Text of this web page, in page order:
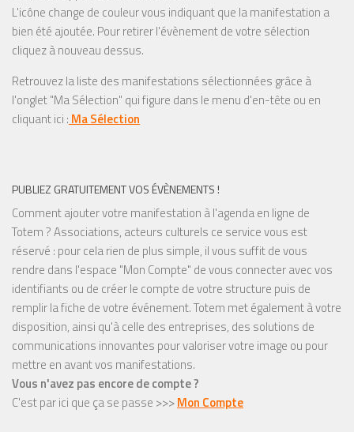
L'icône change de couleur vous indiquant que la manifestation a
bien été ajoutée. Pour retirer l'évènement de votre sélection
cliquez à nouveau dessus.
Retrouvez la liste des manifestations sélectionnées grâce à
l'onglet "Ma Sélection" qui figure dans le menu d'en-tête ou en
cliquant ici : Ma Sélection
PUBLIEZ GRATUITEMENT VOS ÉVÈNEMENTS !
Comment ajouter votre manifestation à l'agenda en ligne de
Totem ? Associations, acteurs culturels ce service vous est
réservé : pour cela rien de plus simple, il vous suffit de vous
rendre dans l'espace "Mon Compte" de vous connecter avec vos
identifiants ou de créer le compte de votre structure puis de
remplir la fiche de votre événement. Totem met également à votre
disposition, ainsi qu'à celle des entreprises, des solutions de
communications innovantes pour valoriser votre image ou pour
mettre en avant vos manifestations.
Vous n'avez pas encore de compte ?
C'est par ici que ça se passe >>>Mon Compte